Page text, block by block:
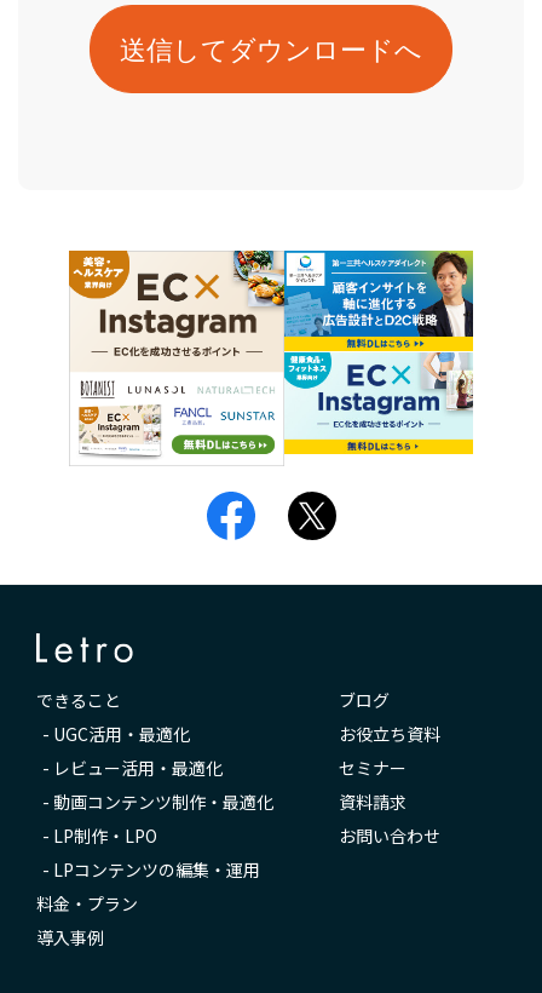
できること
- UGC活用・最適化
- レビュー活用・最適化
- 動画コンテンツ制作・最適化
- LP制作・LPO
- LPコンテンツの編集・運用
料金・プラン
導入事例
ブログ
お役立ち資料
セミナー
資料請求
お問い合わせ